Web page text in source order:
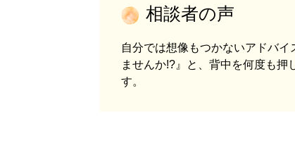
相談者の声
自分では想像もつかないアドバ
ませんか!?』と、背中を何度も
す。